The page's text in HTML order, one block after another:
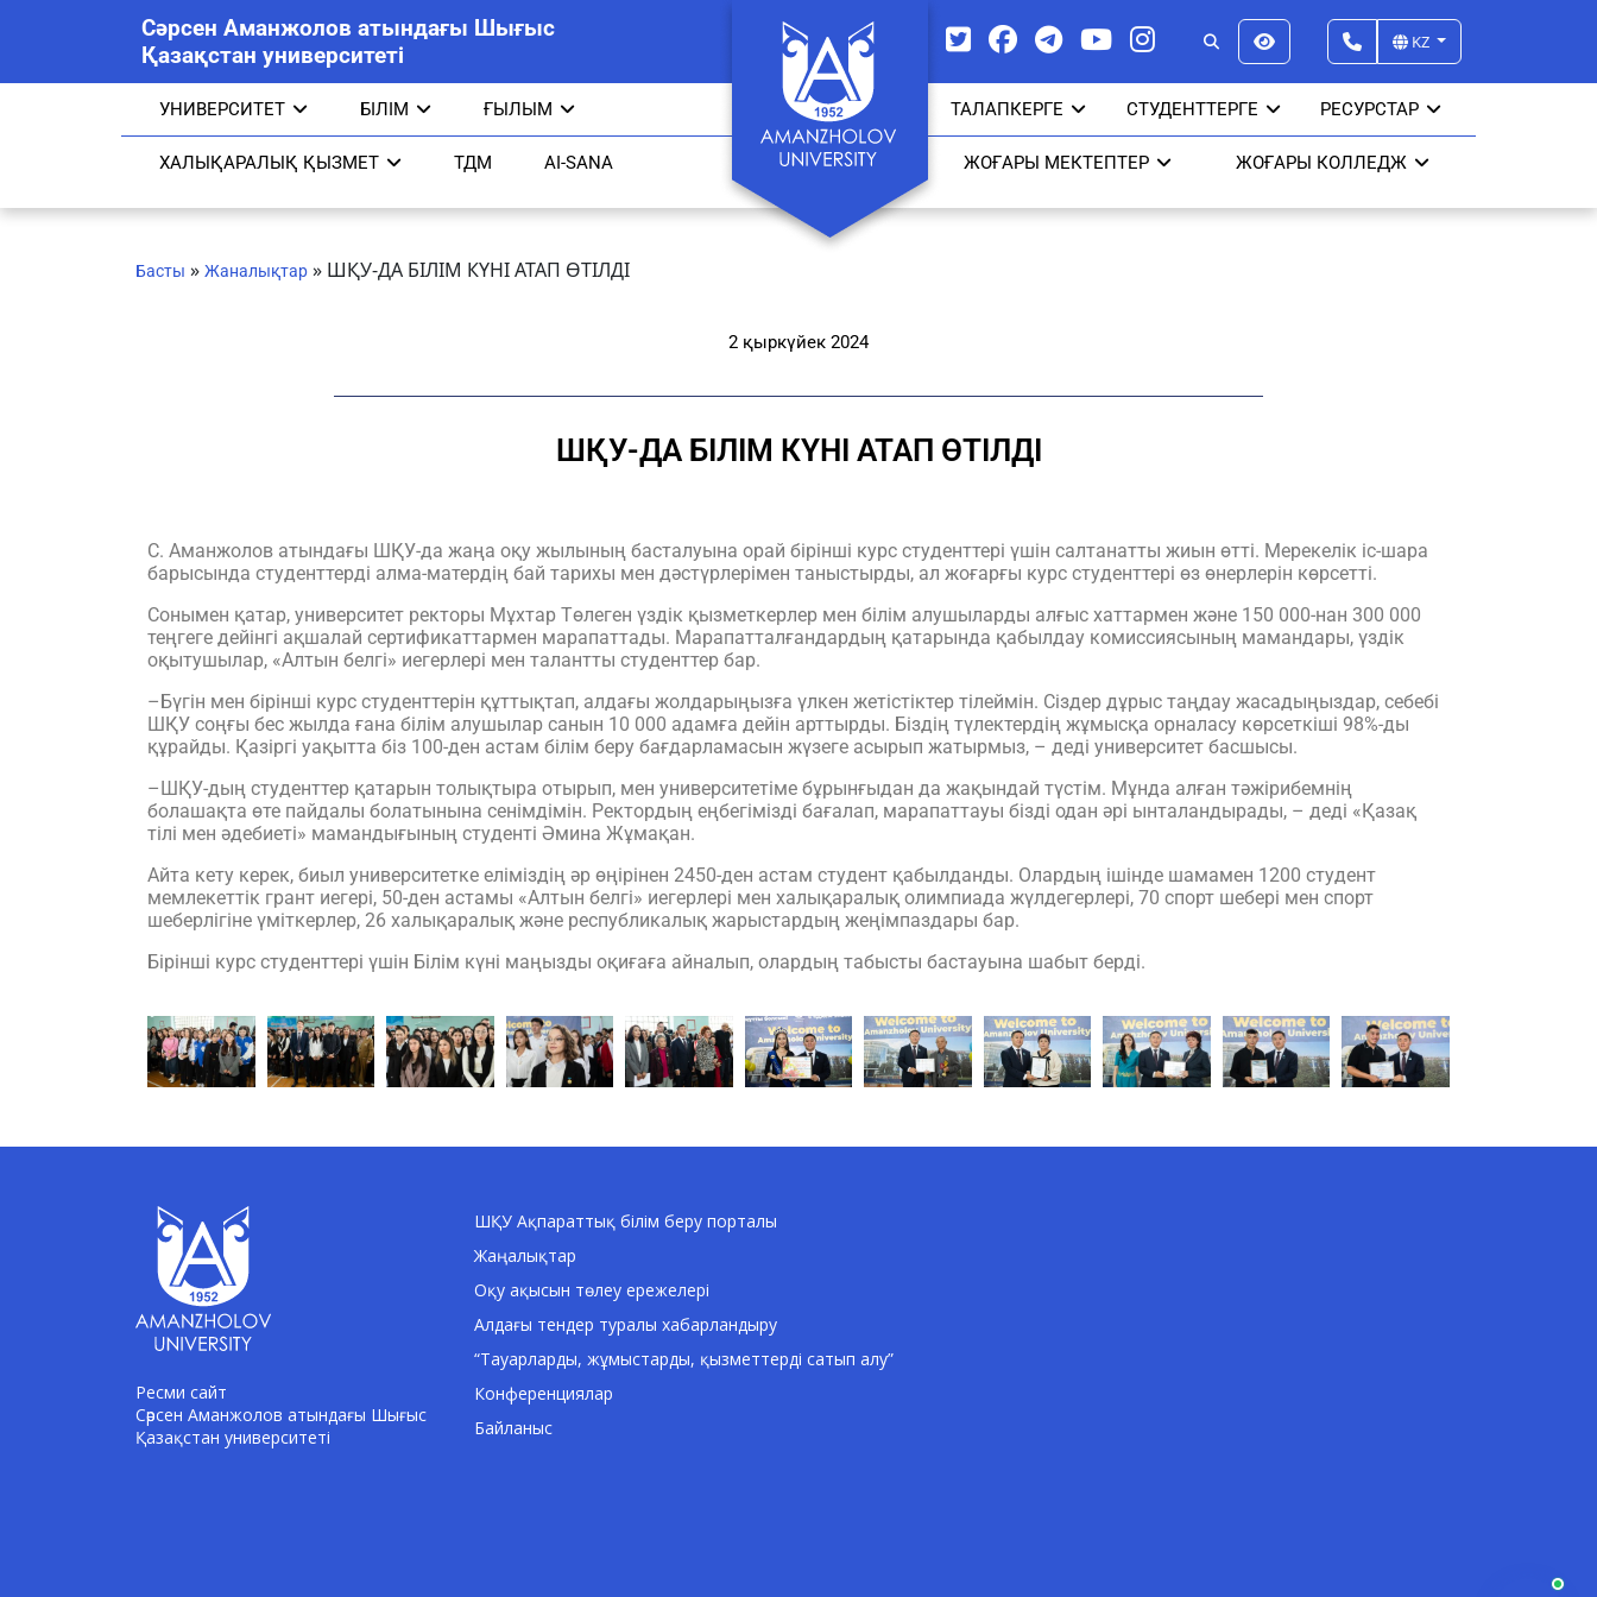
Сәрсен Аманжолов атындағы Шығыс
Қазақстан университеті
KZ
УНИВЕРСИТЕТ БІЛІМ ҒЫЛЫМ ТАЛАПКЕРГЕ СТУДЕНТТЕРГЕ РЕСУРСТАР
ХАЛЫҚАРАЛЫҚ ҚЫЗМЕТ ТДМ AI-SANA ЖОҒАРЫ МЕКТЕПТЕР ЖОҒАРЫ КОЛЛЕДЖ
Басты » Жаналықтар » ШҚУ-ДА БІЛІМ КҮНІ АТАП ӨТІЛДІ
2 қыркүйек 2024
ШҚУ-ДА БІЛІМ КҮНІ АТАП ӨТІЛДІ
С. Аманжолов атындағы ШҚУ-да жаңа оқу жылының басталуына орай бірінші курс студенттері үшін салтанатты жиын өтті. Мерекелік іс-шара
барысында студенттерді алма-матердің бай тарихы мен дәстүрлерімен таныстырды, ал жоғарғы курс студенттері өз өнерлерін көрсетті.
Сонымен қатар, университет ректоры Мұхтар Төлеген үздік қызметкерлер мен білім алушыларды алғыс хаттармен және 150 000-нан 300 000
теңгеге дейінгі ақшалай сертификаттармен марапаттады. Марапатталғандардың қатарында қабылдау комиссиясының мамандары, үздік
оқытушылар, «Алтын белгі» иегерлері мен талантты студенттер бар.
–Бүгін мен бірінші курс студенттерін құттықтап, алдағы жолдарыңызға үлкен жетістіктер тілеймін. Сіздер дұрыс таңдау жасадыңыздар, себебі
ШҚУ соңғы бес жылда ғана білім алушылар санын 10 000 адамға дейін арттырды. Біздің түлектердің жұмысқа орналасу көрсеткіші 98%-ды
құрайды. Қазіргі уақытта біз 100-ден астам білім беру бағдарламасын жүзеге асырып жатырмыз, – деді университет басшысы.
–ШҚУ-дың студенттер қатарын толықтыра отырып, мен университетіме бұрынғыдан да жақындай түстім. Мұнда алған тәжірибемнің
болашақта өте пайдалы болатынына сенімдімін. Ректордың еңбегімізді бағалап, марапаттауы бізді одан әрі ынталандырады, – деді «Қазақ
тілі мен әдебиеті» мамандығының студенті Әмина Жұмақан.
Айта кету керек, биыл университетке еліміздің әр өңірінен 2450-ден астам студент қабылданды. Олардың ішінде шамамен 1200 студент
мемлекеттік грант иегері, 50-ден астамы «Алтын белгі» иегерлері мен халықаралық олимпиада жүлдегерлері, 70 спорт шебері мен спорт
шеберлігіне үміткерлер, 26 халықаралық және республикалық жарыстардың жеңімпаздары бар.
Бірінші курс студенттері үшін Білім күні маңызды оқиғаға айналып, олардың табысты бастауына шабыт берді.
Ресми сайт
Сәрсен Аманжолов атындағы Шығыс
Қазақстан университеті
ШҚУ Ақпараттық білім беру порталы
Жаңалықтар
Оқу ақысын төлеу ережелері
Алдағы тендер туралы хабарландыру
“Тауарларды, жұмыстарды, қызметтерді сатып алу”
Конференциялар
Байланыс
Amanzholov University көмекшісі